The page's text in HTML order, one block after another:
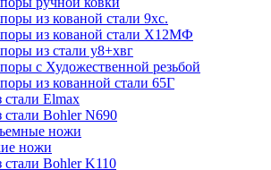
из кованой стали 9хс.
из кованой стали Х12МФ
из стали у8+хвг
с Художественной резьбой
из кованной стали 65Г
Elmax
Bohler N690
ножи
ножи
Bohler K110